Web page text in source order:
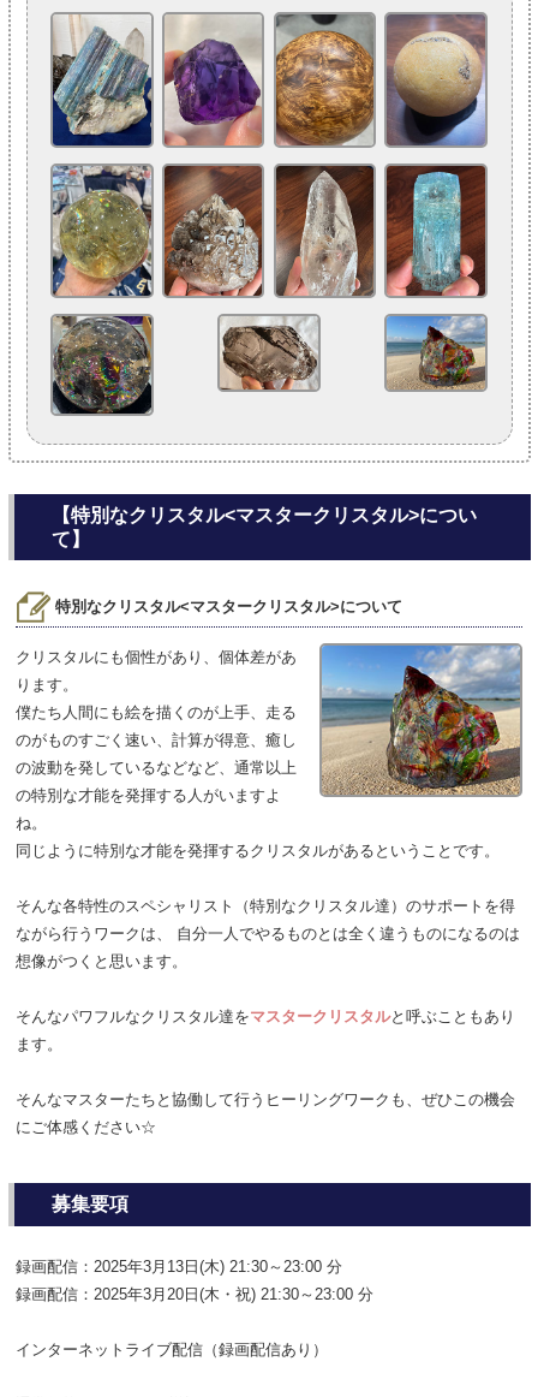
【特別なクリスタル<マスタークリスタル>につい
て】
特別なクリスタル<マスタークリスタル>について
クリスタルにも個性があり、個体差があ
ります。
僕たち人間にも絵を描くのが上手、走る
のがものすごく速い、計算が得意、癒し
の波動を発しているなどなど、通常以上
の特別な才能を発揮する人がいますよ
ね。
同じように特別な才能を発揮するクリスタルがあるということです。
そんな各特性のスペシャリスト（特別なクリスタル達）のサポートを得
ながら行うワークは、 自分一人でやるものとは全く違うものになるのは
想像がつくと思います。
そんなパワフルなクリスタル達をマスタークリスタルと呼ぶこともあり
ます。
そんなマスターたちと協働して行うヒーリングワークも、ぜひこの機会
にご体感ください☆
募集要項
録画配信：2025年3月13日(木) 21:30～23:00 分
録画配信：2025年3月20日(木・祝) 21:30～23:00 分
インターネットライブ配信（録画配信あり）